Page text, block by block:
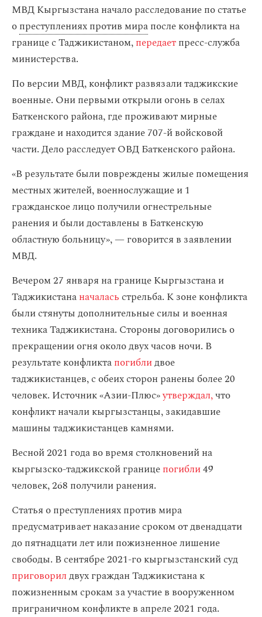
МВД Кыргызстана начало расследование по статье
опреступлениях против мирапосле конфликта на
границе с Таджикистаном,передаетпресс-служба
министерства.
По версии МВД, конфликт развязали таджикские
военные. Они первыми открыли огонь в селах
Баткенского района, где проживают мирные
граждане и находится здание 707-й войсковой
части. Дело расследует ОВД Баткенского района.
«В результате были повреждены жилые помещения
местных жителей, военнослужащие и 1
гражданское лицо получили огнестрельные
ранения и были доставлены в Баткенскую
областную больницу», — говорится в заявлении
МВД.
Вечером 27 января на границе Кыргызстана и
Таджикистананачаласьстрельба. К зоне конфликта
были стянуты дополнительные силы и военная
техника Таджикистана. Стороны договорились о
прекращении огня около двух часов ночи. В
результате конфликтапогиблидвое
таджикистанцев, с обеих сторон ранены более 20
человек. Источник «Азии-Плюс»утверждал,что
конфликт начали кыргызстанцы, закидавшие
машины таджикистанцев камнями.
Весной 2021 года во время столкновений на
кыргызско-таджикской границепогибли49
человек, 268 получили ранения.
Статья о преступлениях против мира
предусматривает наказание сроком от двенадцати
до пятнадцати лет или пожизненное лишение
свободы. В сентябре 2021-го кыргызстанский суд
приговорилдвух граждан Таджикистана к
пожизненным срокам за участие в вооруженном
приграничном конфликте в апреле 2021 года.